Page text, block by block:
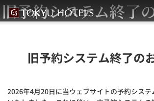
旧予約システム終了
旧予約システム終了の
2026年4月20日に当ウェブサイトの予約システ